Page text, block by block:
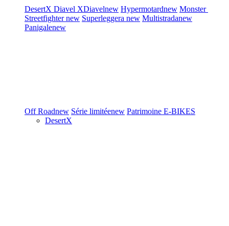
DesertX Diavel XDiavelnew Hypermotardnew Monster
Streetfighternew Superleggera new Multistradanew
Panigalenew
Off Roadnew Série limitéenew Patrimoine E-BIKES
DesertX